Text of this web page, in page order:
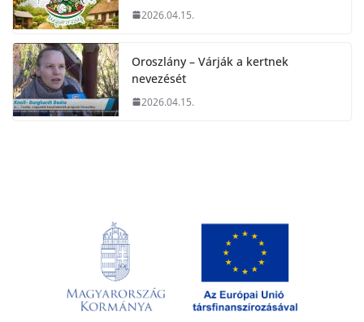
2026.04.15.
Oroszlány – Várják a kertnek
nevezését
2026.04.15.